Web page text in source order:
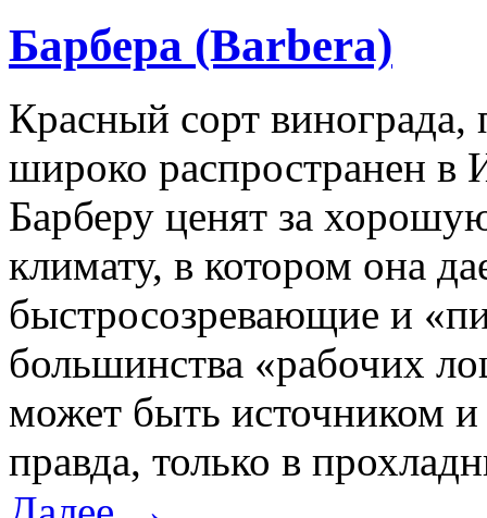
Барбера (Barbera)
Красный сорт
широко распространен в
Барберу ценят за
климату, в котором она
быстросозревающие и
большинства «рабочих
может быть источником
правда, только в